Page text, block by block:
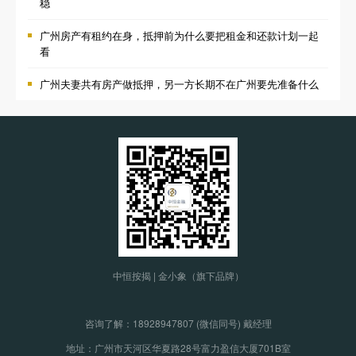
广州房产有租约在身，抵押前为什么要把租金和还款计划一起
看
广州夫妻共有房产做抵押，另一方长期不在广州要先准备什么
中恒按揭 | 金小象（旗下品牌）
咨询了解： 18928947807 (微信同号) 戴经理
地址：广州市天河区华夏路28号富力盈信大厦701B室